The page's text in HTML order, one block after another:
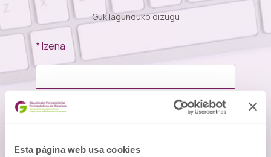
Esta página web usa cookies
Guk lagunduko dizugu
* Izena